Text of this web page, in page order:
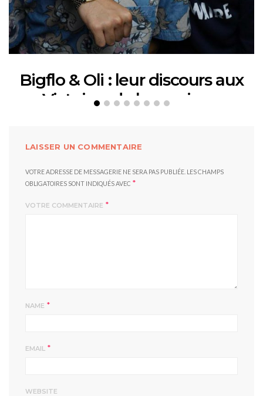
Bigflo & Oli : leur discours aux
Victoires de la musique
LAISSER UN COMMENTAIRE
VOTRE ADRESSE DE MESSAGERIE NE SERA PAS PUBLIÉE. LES CHAMPS
OBLIGATOIRES SONT INDIQUÉS AVEC *
VOTRE COMMENTAIRE *
NAME *
EMAIL *
WEBSITE